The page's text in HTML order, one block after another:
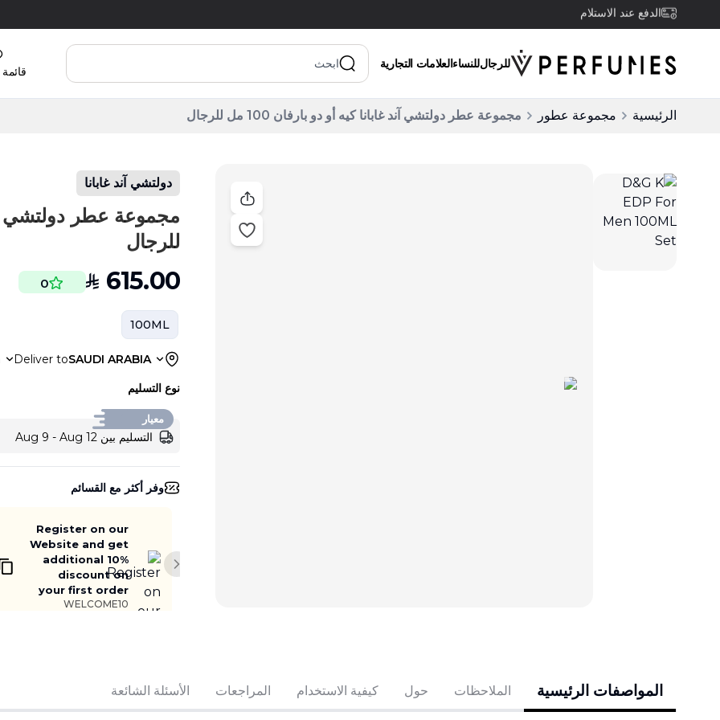
توصيل مجاني للطلبات التي تزيد عن 200 ريال سعودي
للرجالللنساءالعلامات التجارية
الرئيسية مجموعة عطور مجموعة عطر دولتشي آند غابانا كيه أو دو بارفان 100 مل للرجال
دولتشي آند غابانا
للرجال
SAR 615.00
0
100ML
Deliver toSAUDI ARABIA
نوع التسليم
معيار
التسليم بين Aug 9 - Aug 12
وفر أكثر مع القسائم
Register on our
Website and get
additional 10%
discount on
your first order
WELCOME10
Next slide
المواصفات الرئيسية الملاحظات حول كيفية الاستخدام المراجعات الأسئلة الشائعة